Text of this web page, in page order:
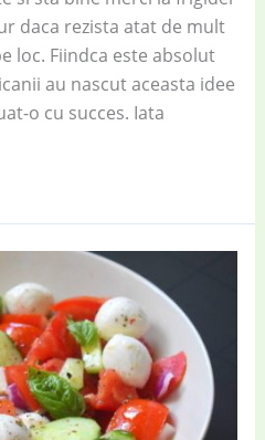
daca rezista atat de mult
loc. Fiindca este absolut
au nascut aceasta idee
o cu succes. Iata